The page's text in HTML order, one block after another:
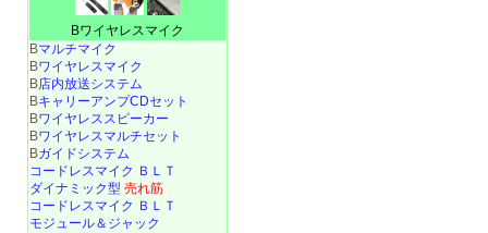
Bワイヤレスマイク
Bマルチマイク
Bワイヤレスマイク
B店内放送システム
BキャリーアンプCDセット
Bワイヤレススピーカー
Bワイヤレスマルチセット
Bガイドシステム
コードレスマイク ＢＬＴ
ダイナミック型 売れ筋
コードレスマイク ＢＬＴ
モジュール＆ジャック